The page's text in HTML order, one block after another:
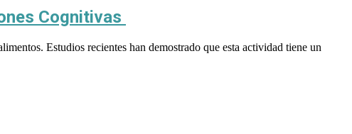
Cognitivas
Estudios recientes han demostrado que esta actividad tiene un